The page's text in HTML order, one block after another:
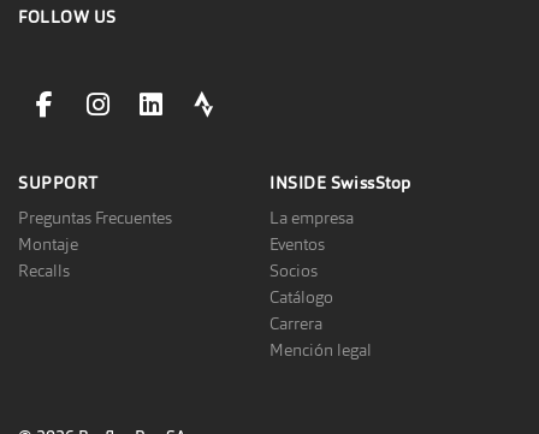
FOLLOW US
facebookLink
instagramLink
linkedinLinkstravaLink
SUPPORT
Preguntas Frecuentes
Montaje
Recalls
INSIDE SwissStop
La empresa
Eventos
Socios
Catálogo
Carrera
Mención legal